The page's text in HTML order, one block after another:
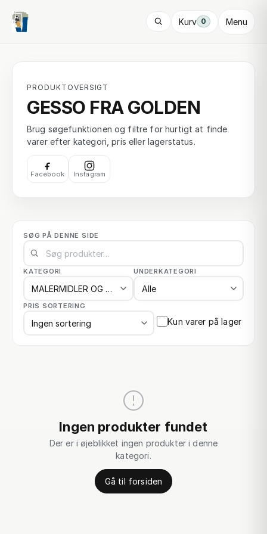
Kurv 0 Menu
PRODUKTOVERSIGT
GESSO FRA GOLDEN
Brug søgefunktionen og filtre for hurtigt at finde
varer efter kategori, pris eller lagerstatus.
Facebook Instagram
SØG PÅ DENNE SIDE
KATEGORI UNDERKATEGORI
PRIS SORTERING
Kun varer på lager
Ingen produkter fundet
Der er i øjeblikket ingen produkter i denne
kategori.
Gå til forsiden